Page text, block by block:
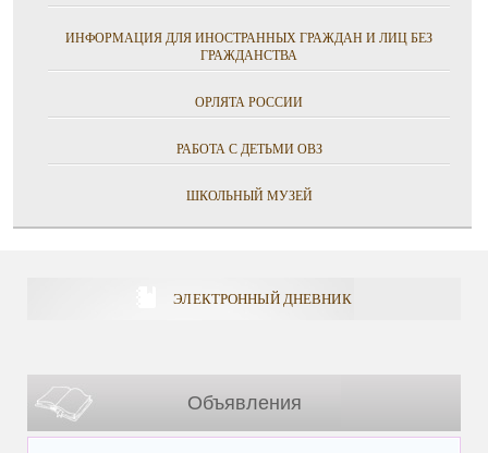
ИНФОРМАЦИЯ ДЛЯ ИНОСТРАННЫХ ГРАЖДАН И ЛИЦ БЕЗ
ГРАЖДАНСТВА
ОРЛЯТА РОССИИ
РАБОТА С ДЕТЬМИ ОВЗ
ШКОЛЬНЫЙ МУЗЕЙ
ЭЛЕКТРОННЫЙ ДНЕВНИК
Объявления